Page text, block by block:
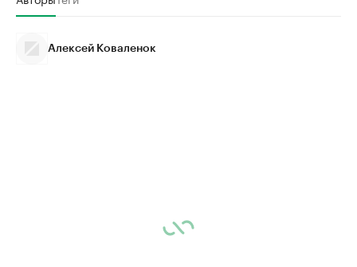
Алексей Коваленок